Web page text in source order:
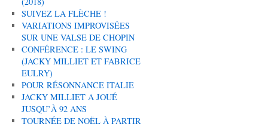
SUIVEZ LA FLÈCHE !
VARIATIONS IMPROVISÉES
SUR UNE VALSE DE CHOPIN
CONFÉRENCE : LE SWING
(JACKY MILLIET ET FABRICE
EULRY)
POUR RÉSONNANCE ITALIE
JACKY MILLIET A JOUÉ
JUSQU’À 92 ANS
TOURNÉE DE NOËL À PARTIR